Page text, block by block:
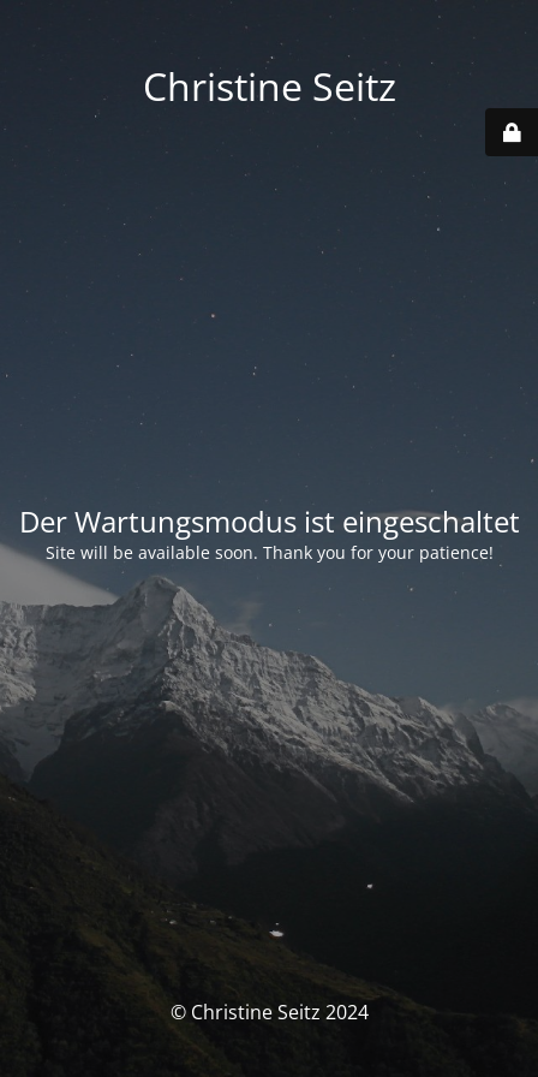
Christine Seitz
Der Wartungsmodus ist eingeschaltet
Site will be available soon. Thank you for your patience!
© Christine Seitz 2024